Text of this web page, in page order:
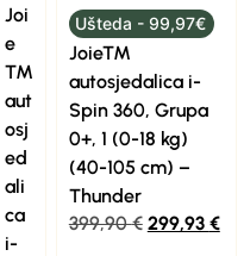
Joi
e
™
aut
osj
ed
ali
ca
i-
Ušteda - 99,97€
Joie™
autosjedalica i-
Spin 360, Grupa
0+, 1 (0-18 kg)
(40-105 cm) –
Thunder
399,90€ 299,93 €